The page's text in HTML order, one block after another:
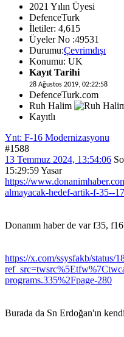
2021 Yılın Üyesi
DefenceTurk
İletiler: 4,615
Üyeler No :49531
Durumu:Çevrimdışı
Konumu: UK
Kayıt Tarihi
28 Ağustos 2019, 02:22:58
DefenceTurk.com
Ruh Halim
Kayıtlı
Ynt: F-16 Modernizasyonu
#1588
13 Temmuz 2024, 13:54:06
15:29:59 Yasar
https://
almayacak-hedef-artik-f-35--
Donanım haber de var f35,
https://x.com/ssysfakb/status/
programs.335%2Fpage-280
Burada da Sn Erdoğan'ın